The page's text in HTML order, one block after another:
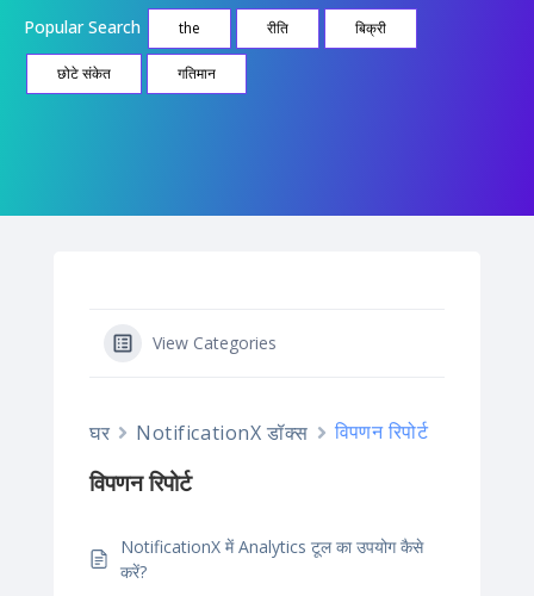
Popular Search the रीति बिक्री
छोटे संकेत गतिमान
View Categories
घर NotificationX डॉक्स विपणन रिपोर्ट
विपणन रिपोर्ट
NotificationX में Analytics टूल का उपयोग कैसे
करें?